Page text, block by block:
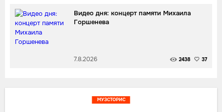
Видео дня: концерт памяти Михаила
Горшенева
7.8.2026 2438 37
МУЗСТОРИС